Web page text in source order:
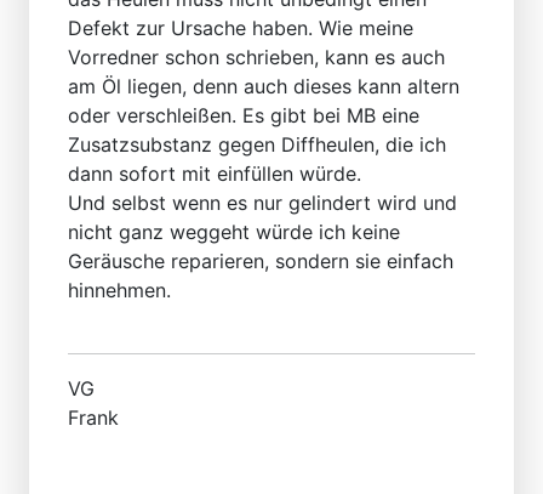
Defekt zur Ursache haben. Wie meine
Vorredner schon schrieben, kann es auch
am Öl liegen, denn auch dieses kann altern
oder verschleißen. Es gibt bei MB eine
Zusatzsubstanz gegen Diffheulen, die ich
dann sofort mit einfüllen würde.
Und selbst wenn es nur gelindert wird und
nicht ganz weggeht würde ich keine
Geräusche reparieren, sondern sie einfach
hinnehmen.
VG
Frank